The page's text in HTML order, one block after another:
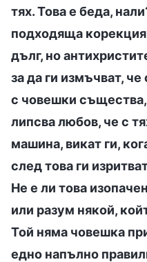
тях. Това е беда,
подходяща
дълг, но
за да ги измъчват, че
с човешки
липсва любов, че с
машина, викат ги,
след това ги
Не е ли това
или разум някой,
Той няма човешка
едно напълно